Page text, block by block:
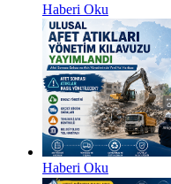
Haberi Oku
Haberi Oku